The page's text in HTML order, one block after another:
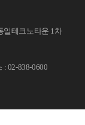
일테크노타운 1차
02-838-0600